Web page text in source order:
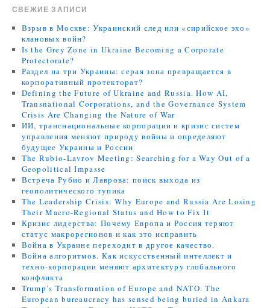
СВЕЖИЕ ЗАПИСИ
Взрыв в Москве: Украинский след или «сирийское эхо»
клановых войн?
Is the Grey Zone in Ukraine Becoming a Corporate
Protectorate?
Раздел на три Украины: серая зона превращается в
корпоративный протекторат?
Defining the Future of Ukraine and Russia. How AI,
Transnational Corporations, and the Governance System
Crisis Are Changing the Nature of War
ИИ, транснациональные корпорации и кризис систем
управления меняют природу войны и определяют
будущее Украины и России
The Rubio-Lavrov Meeting: Searching for a Way Out of a
Geopolitical Impasse
Встреча Рубио и Лаврова: поиск выхода из
геополитического тупика
The Leadership Crisis: Why Europe and Russia Are Losing
Their Macro-Regional Status and How to Fix It
Кризис лидерства: Почему Европа и Россия теряют
статус макрорегионов и как это исправить
Война в Украине переходит в другое качество.
Война алгоритмов. Как искусственный интеллект и
техно-корпорации меняют архитектуру глобального
конфликта
Trump’s Transformation of Europe and NATO. The
European bureaucracy has sensed being buried in Ankara